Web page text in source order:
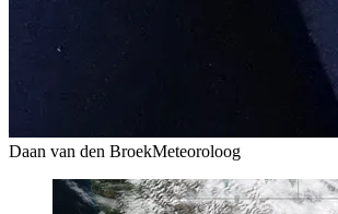
Daan van den BroekMeteoroloog